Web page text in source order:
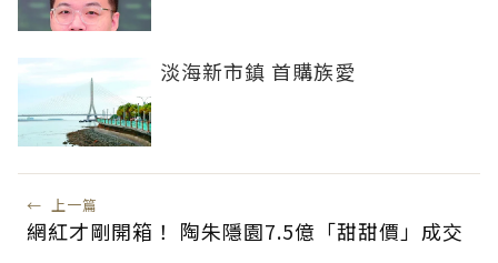
淡海新市鎮 首購族愛
← 上一篇
網紅才剛開箱！ 陶朱隱園7.5億「甜甜價」成交